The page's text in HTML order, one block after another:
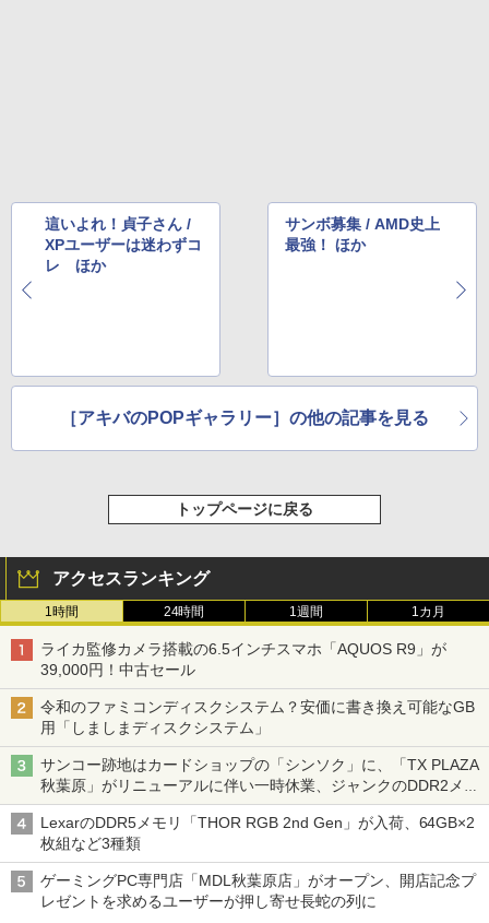
這いよれ！貞子さん /
XPユーザーは迷わずコ
レ ほか
サンボ募集 / AMD史上
最強！ ほか
［アキバのPOPギャラリー］の他の記事を見る
トップページに戻る
アクセスランキング
1時間 24時間 1週間 1カ月
ライカ監修カメラ搭載の6.5インチスマホ「AQUOS R9」が
39,000円！中古セール
令和のファミコンディスクシステム？安価に書き換え可能なGB
用「しましまディスクシステム」
サンコー跡地はカードショップの「シンソク」に、「TX PLAZA
秋葉原」がリニューアルに伴い一時休業、ジャンクのDDR2メモ
リが100円で販売など～ 最近の秋葉原 ～
LexarのDDR5メモリ「THOR RGB 2nd Gen」が入荷、64GB×2
枚組など3種類
ゲーミングPC専門店「MDL秋葉原店」がオープン、開店記念プ
レゼントを求めるユーザーが押し寄せ長蛇の列に